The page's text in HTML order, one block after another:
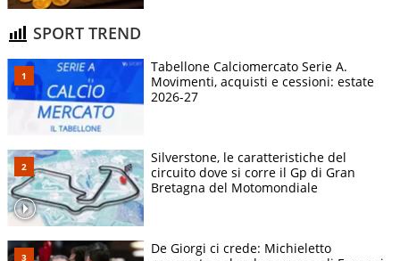
SPORT TREND
Tabellone Calciomercato Serie A.
Movimenti, acquisti e cessioni: estate
2026-27
Silverstone, le caratteristiche del
circuito dove si corre il Gp di Gran
Bretagna del Motomondiale
De Giorgi ci crede: Michieletto